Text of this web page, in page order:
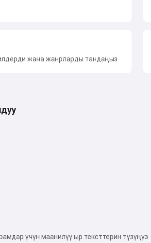
жана жанрларды тандаңыз
үчүн маанилүү ыр тексттерин түзүңүз